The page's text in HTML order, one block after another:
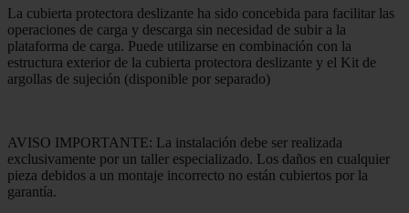
La cubierta protectora deslizante ha sido concebida para facilitar las
operaciones de carga y descarga sin necesidad de subir a la
plataforma de carga. Puede utilizarse en combinación con la
estructura exterior de la cubierta protectora deslizante y el Kit de
argollas de sujeción (disponible por separado)
AVISO IMPORTANTE: La instalación debe ser realizada
exclusivamente por un taller especializado. Los daños en cualquier
pieza debidos a un montaje incorrecto no están cubiertos por la
garantía.